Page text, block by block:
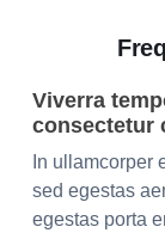
Viverra
consectetur
In ullamcorper
sed egestas
egestas porta